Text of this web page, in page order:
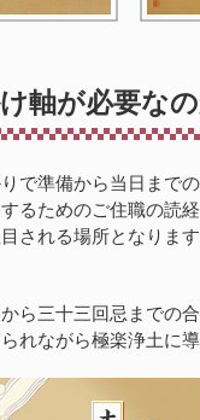
軸が必要な
で準備から当日まで
るためのご住職の読
される場所となりま
ら三十三回忌までの
れながら極楽浄土に